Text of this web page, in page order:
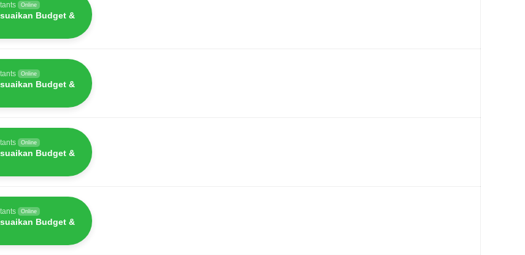
Online
Budget &
Online
Budget &
Online
Budget &
Online
Budget &